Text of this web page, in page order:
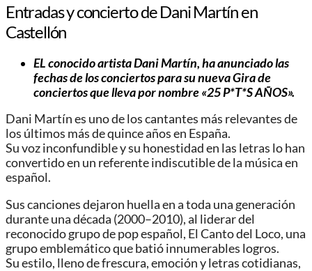
Entradas y concierto de Dani Martín en
Castellón
EL conocido artista Dani Martín, ha anunciado las
fechas de los conciertos para su nueva Gira de
conciertos que lleva por nombre «25 P*T*S AÑOS».
Dani Martín es uno de los cantantes más relevantes de
los últimos más de quince años en España.
Su voz inconfundible y su honestidad en las letras lo han
convertido en un referente indiscutible de la música en
español.
Sus canciones dejaron huella en a toda una generación
durante una década (2000–2010), al liderar del
reconocido grupo de pop español, El Canto del Loco, una
grupo emblemático que batió innumerables logros.
Su estilo, lleno de frescura, emoción y letras cotidianas,